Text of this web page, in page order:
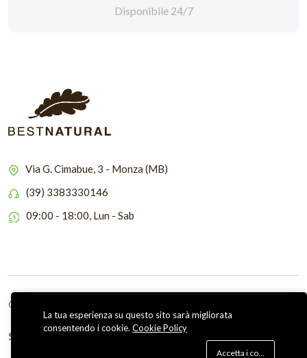
Disponibile 24/7
Via G. Cimabue, 3 - Monza (MB)
(39) 3383330146
09:00 - 18:00, Lun - Sab
Copyright © 2026 Bestnatural
Seguici su
La tua esperienza su questo sito sarà migliorata
consentendo i cookie. Cookie Policy
Accetta i cookie